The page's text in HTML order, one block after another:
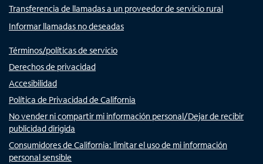
Transferencia de llamadas a un proveedor de servicio rural
Informar llamadas no deseadas
Términos/políticas de servicio
Derechos de privacidad
Accesibilidad
Política de Privacidad de California
No vender ni compartir mi información personal/Dejar de recibir
publicidad dirigida
Consumidores de California: limitar el uso de mi información
personal sensible